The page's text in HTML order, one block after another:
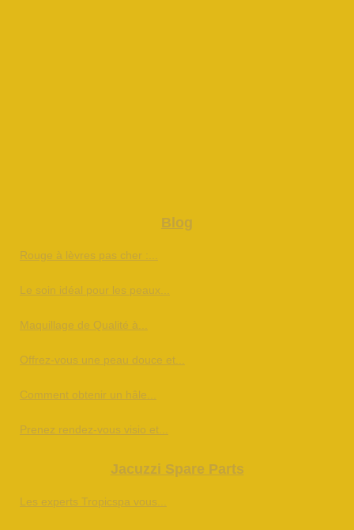
Blog
Rouge à lèvres pas cher :...
Le soin idéal pour les peaux...
Maquillage de Qualité à...
Offrez-vous une peau douce et...
Comment obtenir un hâle...
Prenez rendez-vous visio et...
Jacuzzi Spare Parts
Les experts Tropicspa vous...